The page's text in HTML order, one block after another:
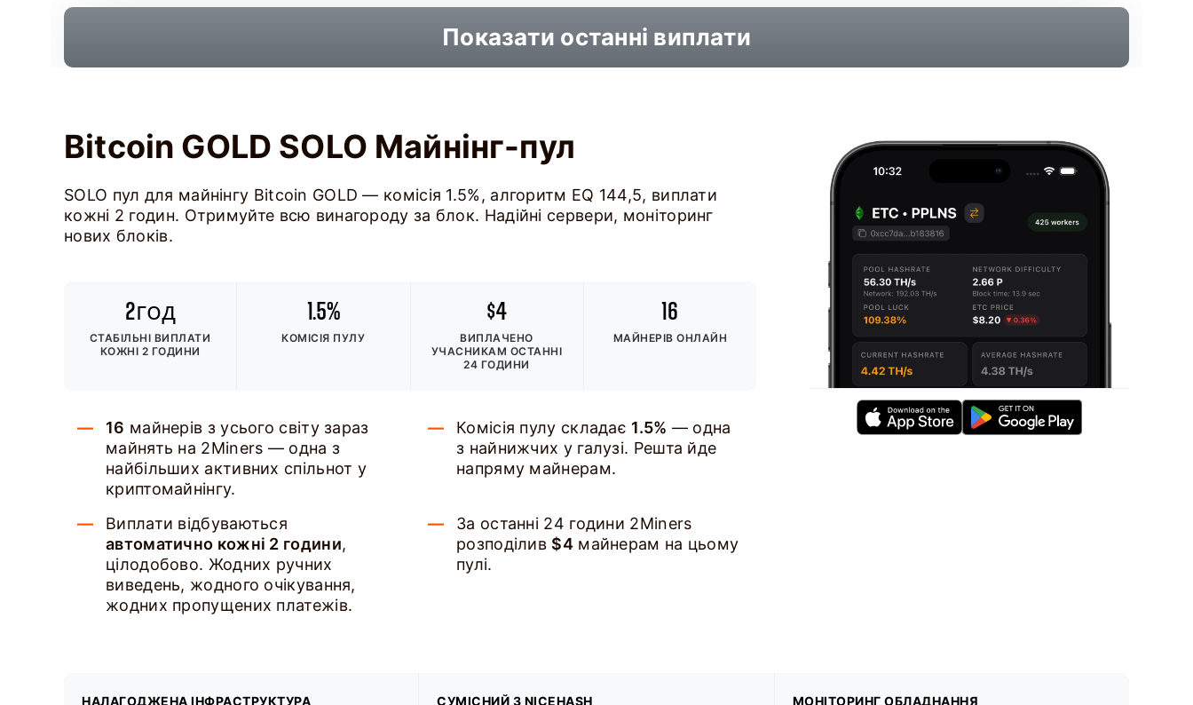
Показати останні виплати
Bitcoin GOLD SOLO Майнінг-пул
SOLO пул для майнінгу Bitcoin GOLD — комісія 1.5%, алгоритм EQ 144,5, виплати
кожні 2 годин. Отримуйте всю винагороду за блок. Надійні сервери, моніторинг
нових блоків.
2год
СТАБІЛЬНІ ВИПЛАТИ
КОЖНІ 2 ГОДИНИ
1.5%
КОМІСІЯ ПУЛУ
$4
ВИПЛАЧЕНО
УЧАСНИКАМ ОСТАННІ
24 ГОДИНИ
16
МАЙНЕРІВ ОНЛАЙН
16 майнерів з усього світу зараз
майнять на 2Miners — одна з
найбільших активних спільнот у
криптомайнінгу.
Комісія пулу складає 1.5% — одна
з найнижчих у галузі. Решта йде
напряму майнерам.
Виплати відбуваються
автоматично кожні 2 години,
цілодобово. Жодних ручних
виведень, жодного очікування,
жодних пропущених платежів.
За останні 24 години 2Miners
розподілив $4майнерам на цьому
пулі.
НАЛАГОДЖЕНА ІНФРАСТРУКТУРА СУМІСНИЙ З NICEHASH МОНІТОРИНГ ОБЛАДНАННЯ